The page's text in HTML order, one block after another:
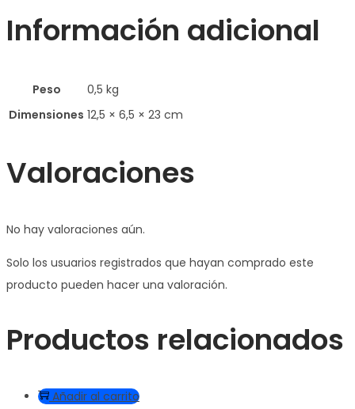
Información adicional
Peso
0,5 kg
Dimensiones 12,5 × 6,5 × 23 cm
Valoraciones
No hay valoraciones aún.
Solo los usuarios registrados que hayan comprado este
producto pueden hacer una valoración.
Productos relacionados
Añadir al carrito